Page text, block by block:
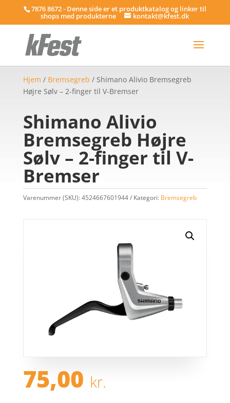
7876 8672 - Denne side er et produktkatalog og linker til
shops med produkterne kontakt@kfest.dk
Hjem / Bremsegreb / Shimano Alivio Bremsegreb
Højre Sølv – 2-finger til V-Bremser
Shimano Alivio
Bremsegreb Højre
Sølv – 2-finger til V-
Bremser
Varenummer (SKU):4524667601944 Kategori: Bremsegreb
75,00 kr.